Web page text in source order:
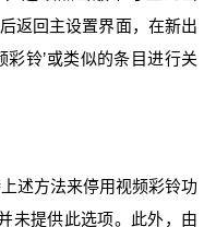
返回主设置界面，在新出
彩铃’或类似的条目进行关
述方法来停用视频彩铃功
未提供此选项。此外，由